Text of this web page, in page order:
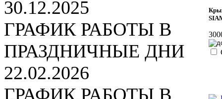
30.12.2025
ГРАФИК РАБОТЫ В
ПРАЗДНИЧНЫЕ ДНИ
22.02.2026
ГРАФИК РАБОТЫ В